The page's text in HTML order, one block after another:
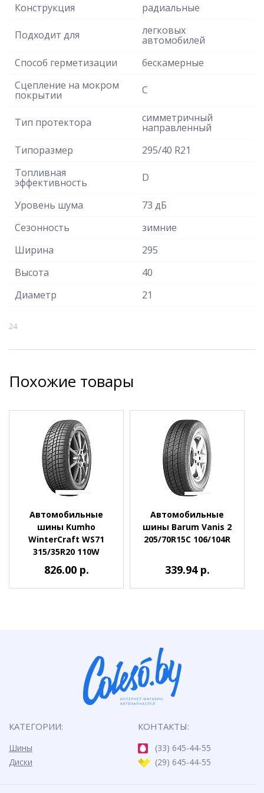
Конструкция
радиальные
Подходит для легковых
автомобилей
Способ герметизации
бескамерные
Сцепление на мокром
покрытии C
Тип протектора симметричный
направленный
Типоразмер
295/40 R21
Топливная
эффективность D
Уровень шума
73 дБ
Сезонность
зимние
Ширина
295
Высота
40
Диаметр
21
24
Похожие товары
Автомобильные
шины Kumho
WinterCraft WS71
315/35R20 110W
826.00 р.
Автомобильные
шины Barum Vanis 2
205/70R15C 106/104R
339.94 р.
КАТЕГОРИИ:
Шины
Диски
КОНТАКТЫ:
(33) 645-44-55
(29) 645-44-55